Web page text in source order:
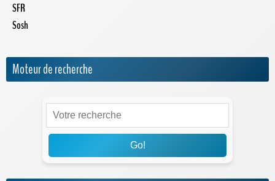
SFR
Sosh
Moteur de recherche
Go!